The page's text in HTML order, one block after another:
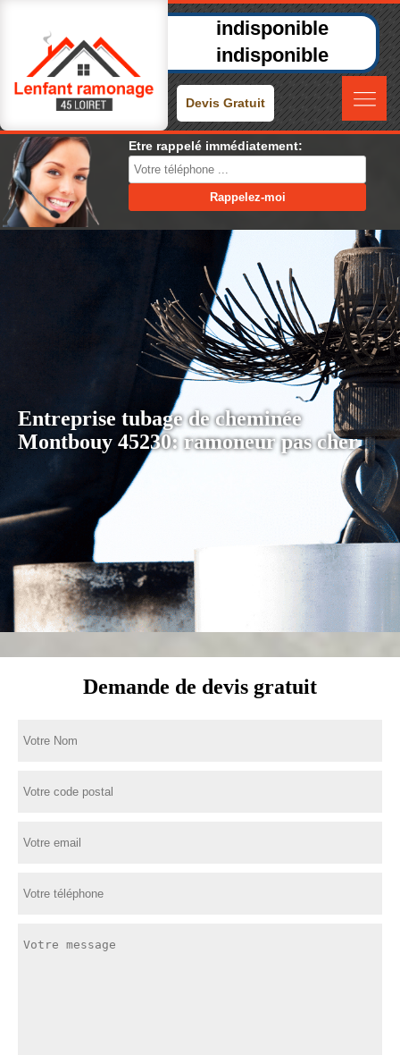
indisponible
indisponible
Devis Gratuit
Etre rappelé immédiatement:
Entreprise tubage de cheminée
Montbouy 45230: ramoneur pas cher
Demande de devis gratuit